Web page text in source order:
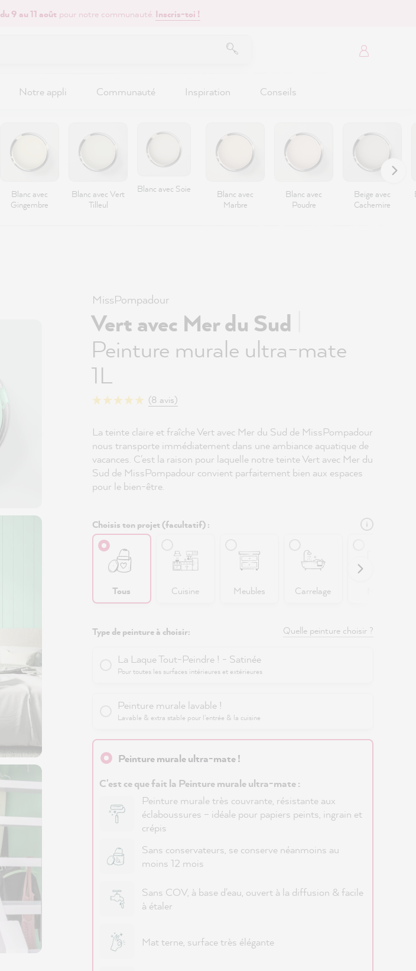
du 9 au 11 août pour notre communauté. Inscris-toi !
Notre appli Communauté Inspiration Conseils
Blanc avec
Gingembre
Blanc avec Vert
Tilleul
Blanc avec Soie
Blanc avec
Marbre
Blanc avec
Poudre
Beige avec
Cachemire
MissPompadour
Vert avec Mer du Sud
Peinture murale ultra-mate
1L
(8 avis)
La teinte claire et fraîche Vert avec Mer du Sud de MissPompadour
nous transporte immédiatement dans une ambiance aquatique de
vacances. C'est la raison pour laquelle notre teinte Vert avec Mer du
Sud de MissPompadour convient parfaitement bien aux espaces
pour le bien-être.
Choisis ton projet (facultatif) :
Tous Cuisine Meubles Carrelage
Type de peinture à choisir: Quelle peinture choisir ?
La Laque Tout-Peindre ! - Satinée
Pour toutes les surfaces intérieures et extérieures
Peinture murale lavable !
Lavable & extra stable pour l'entrée & la cuisine
Peinture murale ultra-mate !
C'est ce que fait la Peinture murale ultra-mate :
Peinture murale très couvrante, résistante aux
éclaboussures – idéale pour papiers peints, ingrain et
crépis
Sans conservateurs, se conserve néanmoins au
moins 12 mois
Sans COV, à base d'eau, ouvert à la diffusion & facile
à étaler
Mat terne, surface très élégante